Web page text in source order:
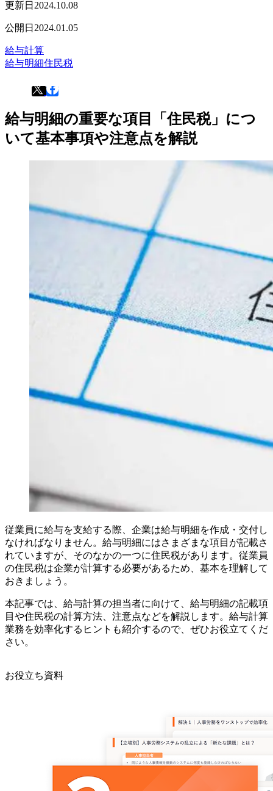
更新日 2024.10.08
公開日 2024.01.05
給与計算
給与明細住民税
給与明細の重要な項目「住民税」につ
いて基本事項や注意点を解説
従業員に給与を支給する際、企業は給与明細を作成・交付し
なければなりません。給与明細にはさまざまな項目が記載さ
れていますが、そのなかの一つに住民税があります。従業員
の住民税は企業が計算する必要があるため、基本を理解して
おきましょう。
本記事では、給与計算の担当者に向けて、給与明細の記載項
目や住民税の計算方法、注意点などを解説します。給与計算
業務を効率化するヒントも紹介するので、ぜひお役立てくだ
さい。
お役立ち資料